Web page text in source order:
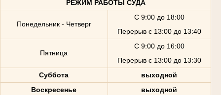
РЕЖИМ РАБОТЫ СУДА
Понедельник - Четверг
С 9:00 до 18:00
Перерыв с 13:00 до 13:40
Пятница
С 9:00 до 16:00
Перерыв с 13:00 до 13:30
Суббота
выходной
Воскресенье
выходной